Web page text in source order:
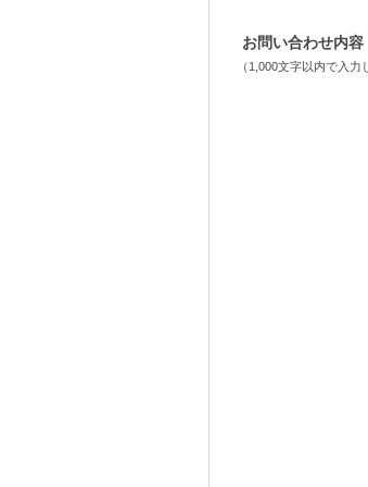
お問い合わせ内容
（1,000文字以内で入力